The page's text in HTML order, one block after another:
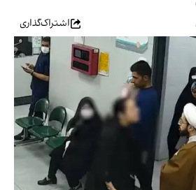
اشتراک‌گذاری